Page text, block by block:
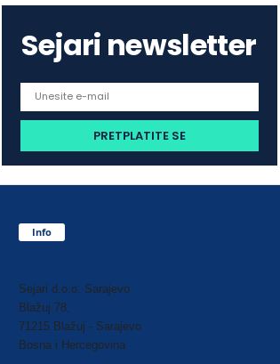
Sejari newsletter
Info
Sejari d.o.o. Sarajevo
Blažuj 78,
71215 Blažuj - Sarajevo
Bosna i Hercegovina